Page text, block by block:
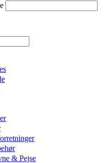
& Pejse